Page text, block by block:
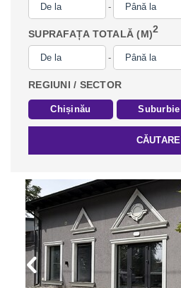
-
SUPRAFAȚA TOTALĂ (M)2
-
REGIUNI / SECTOR
Chișinău Suburbie
CĂUTARE